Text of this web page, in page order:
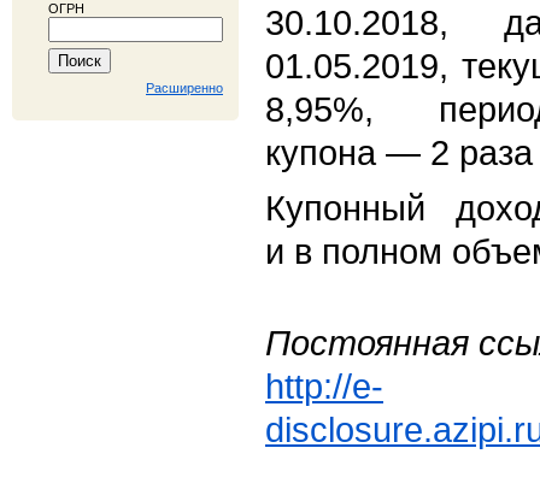
ОГРН
Расширенно
30.10.2018,
01.05.2019,
8,95%,
купона — 2 раза
Купонный
и в полном
Постоянная
http://e-